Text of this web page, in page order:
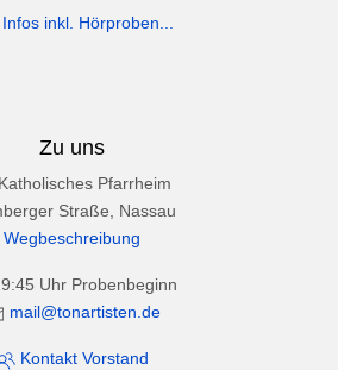
inkl. Hörproben...
Zu uns
Katholisches Pfarrheim
Straße, Nassau
Wegbeschreibung
Uhr Probenbeginn
mail@tonartisten.de
Kontakt Vorstand